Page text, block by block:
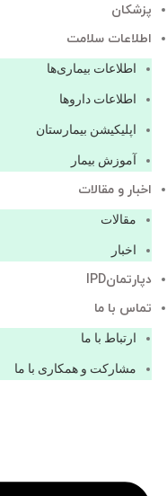
پزشكان
اطلاعات سلامت
اطلاعات بیماری‌ها
اطلاعات دارو‌ها
اپليكيشن بيمارستان
آموزش بیمار
اخبار و مقالات
مقالات
اخبار
دپارتمانIPD
تماس با ما
ارتباط با ما
مشاركت و همكاری با ما